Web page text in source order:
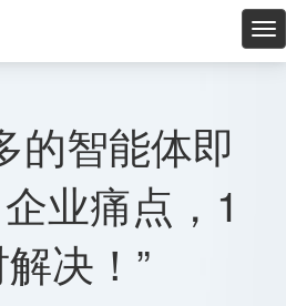
星
的智能体即
业痛点，1
决！”